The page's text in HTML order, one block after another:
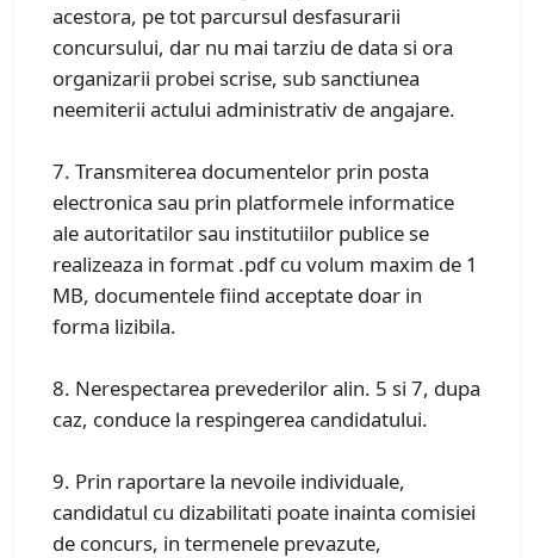
acestora, pe tot parcursul desfasurarii
concursului, dar nu mai tarziu de data si ora
organizarii probei scrise, sub sanctiunea
neemiterii actului administrativ de angajare.
7. Transmiterea documentelor prin posta
electronica sau prin platformele informatice
ale autoritatilor sau institutiilor publice se
realizeaza in format .pdf cu volum maxim de 1
MB, documentele fiind acceptate doar in
forma lizibila.
8. Nerespectarea prevederilor alin. 5 si 7, dupa
caz, conduce la respingerea candidatului.
9. Prin raportare la nevoile individuale,
candidatul cu dizabilitati poate inainta comisiei
de concurs, in termenele prevazute,